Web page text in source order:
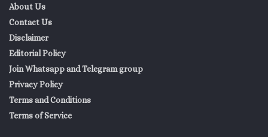
About Us
Contact Us
Disclaimer
Editorial Policy
Join Whatsapp and Telegram group
Privacy Policy
Terms and Conditions
Terms of Service